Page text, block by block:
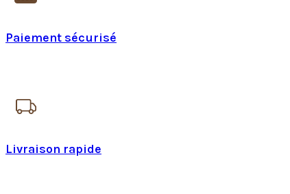
Paiement sécurisé
Livraison rapide